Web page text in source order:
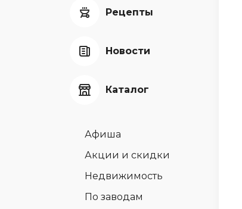
Рецепты
Новости
Каталог
Афиша
Акции и скидки
Недвижимость
По заводам